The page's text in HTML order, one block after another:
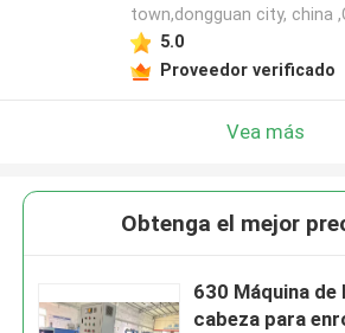
town,dongguan city, china
5.0
Proveedor verificado
Vea más
Obtenga el mejor
630 Máquina
cabeza para